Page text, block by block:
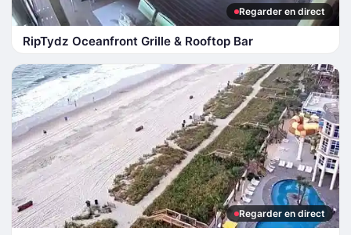
Regarder en direct
RipTydz Oceanfront Grille & Rooftop Bar
Regarder en direct